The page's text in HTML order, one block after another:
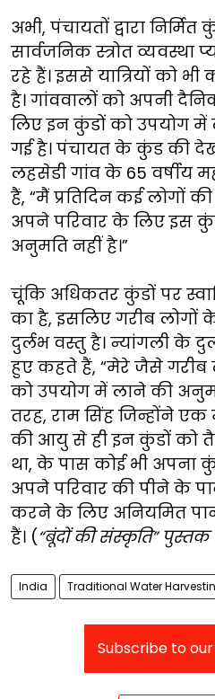
अभी, पंचायतों द्वारा
सार्वजनिक स्त्रोत व्यवस्था
रहे हैं। इससे यात्रियों को
है। गांववालों को अपनी
लिए इन कुंडों को उपयोग में
गई है। पंचायत के कुंड की
लहसेडी गांव के 65 वर्षीय
हैं, “मैं प्रतिदिन कई लोगों
अपने परिवार के लिए इस
अनुमति नहीं है।”
चूंकि अधिकतर कुंडों पर
का है, इसलिए गरीब लोगों
दुर्लभ वस्तु है। न्यांगली के
हुए कहते हैं, “मेरे जैसे गरीब
को उपयोग में लाने की
तरह, राम सिंह जिन्होंने एक
की आयु से ही इन कुंडों को
था, के पास कोई भी अपना
अपने परिवार की पीने के
करने के लिए अनियमित
हैं। (“बूंदों की संस्कृति” पुस्तक
India Traditional Water
Subscribe to